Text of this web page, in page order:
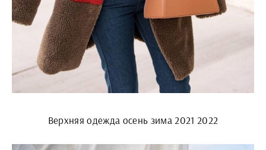
Верхняя одежда осень зима 2021 2022